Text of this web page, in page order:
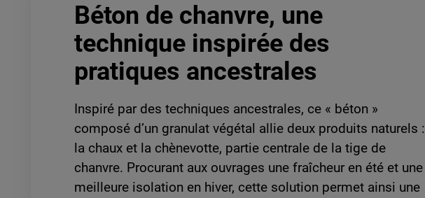
Béton de chanvre, une
technique inspirée des
pratiques ancestrales
Inspiré par des techniques ancestrales, ce « béton »
composé d’un granulat végétal allie deux produits naturels :
la chaux et la chènevotte, partie centrale de la tige de
chanvre. Procurant aux ouvrages une fraîcheur en été et une
meilleure isolation en hiver, cette solution permet ainsi une